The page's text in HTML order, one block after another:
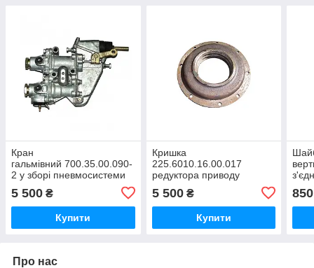
Кран
гальмівний 700.35.00.090-
2 у зборі пневмосистеми
гальм тракторів Кировець
К 700, К 701, К 702, К 744
5 500 ₴
Купити
Кришка
225.6010.16.00.017
редуктора приводу
насосів РПН нового зразка
трактора Кировець
К-700А, К-701,К-744
5 500₴
Купити
К-
850
Про нас